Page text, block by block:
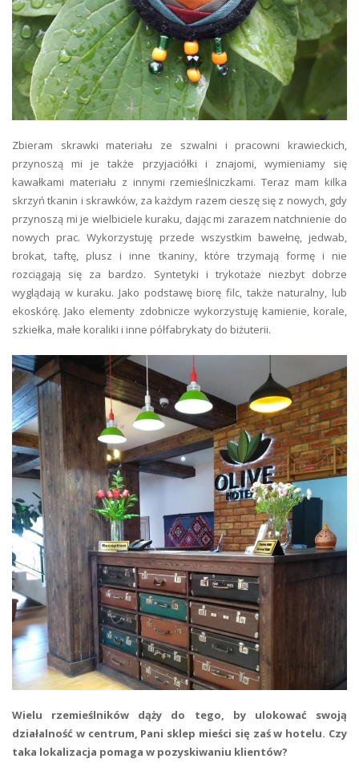
Zbieram skrawki materiału ze szwalni i pracowni krawieckich,
przynoszą mi je także przyjaciółki i znajomi, wymieniamy się
kawałkami materiału z innymi rzemieślniczkami. Teraz mam kilka
skrzyń tkanin i skrawków, za każdym razem cieszę się z nowych, gdy
przynoszą mi je wielbiciele kuraku, dając mi zarazem natchnienie do
nowych prac. Wykorzystuję przede wszystkim bawełnę, jedwab,
brokat, taftę, plusz i inne tkaniny, które trzymają formę i nie
rozciągają się za bardzo. Syntetyki i trykotaże niezbyt dobrze
wyglądają w kuraku. Jako podstawę biorę filc, także naturalny, lub
ekoskórę. Jako elementy zdobnicze wykorzystuję kamienie, korale,
szkiełka, małe koraliki i inne półfabrykaty do biżuterii.
Wielu rzemieślników dąży do tego, by ulokować swoją
działalność w centrum, Pani sklep mieści się zaś w hotelu. Czy
taka lokalizacja pomaga w pozyskiwaniu klientów?